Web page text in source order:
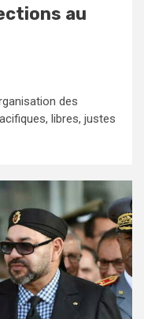
au
des
libres, justes